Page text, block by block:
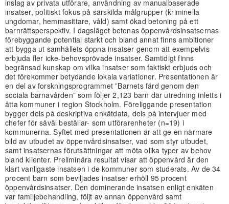
inslag av privata utförare, användning av manualbaserade
insatser, politiskt fokus på särskilda målgrupper (kriminella
ungdomar, hemmasittare, våld) samt ökad betoning på ett
barnrättsperspektiv. I dagsläget betonas öppenvårdsinsatsernas
förebyggande potential starkt och bland annat finns ambitioner
att bygga ut samhällets öppna insatser genom att exempelvis
erbjuda fler icke-behovsprövade insatser. Samtidigt finns
begränsad kunskap om vilka insatser som faktiskt erbjuds och
det förekommer betydande lokala variationer. Presentationen är
en del av forskningsprogrammet ”Barnets färd genom den
sociala barnavården” som följer 2,123 barn där utredning inletts i
åtta kommuner i region Stockholm. Föreliggande presentation
bygger dels på deskriptiva enkätdata, dels på intervjuer med
chefer för såväl beställar- som utförarenheter (n=19) i
kommunerna. Syftet med presentationen är att ge en närmare
bild av utbudet av öppenvårdsinsatser, vad som styr utbudet,
samt insatsernas förutsättningar att möta olika typer av behov
bland klienter. Preliminära resultat visar att öppenvård är den
klart vanligaste insatsen i de kommuner som studerats. Av de 34
procent barn som beviljades insatser erhöll 95 procent
öppenvårdsinsatser. Den dominerande insatsen enligt enkäten
var familjebehandling, följt av annan öppenvård samt